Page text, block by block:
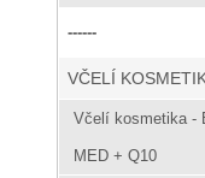
------
VČELÍ
Včelí kosmetika -
MED + Q10